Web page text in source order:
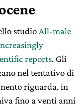
studio All-male
reports. Gli
nel tentativo di
riguarda, in
fino a venti anni